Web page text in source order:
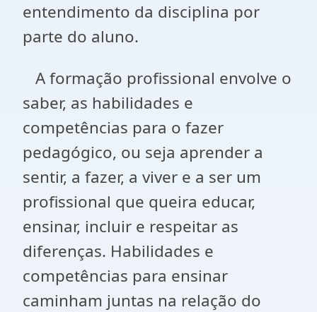
entendimento da disciplina por
parte do aluno.
A formação profissional envolve o
saber, as habilidades e
competências para o fazer
pedagógico, ou seja aprender a
sentir, a fazer, a viver e a ser um
profissional que queira educar,
ensinar, incluir e respeitar as
diferenças. Habilidades e
competências para ensinar
caminham juntas na relação do